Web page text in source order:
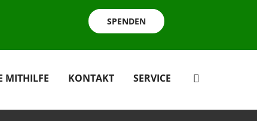
SPENDEN
MITHILFE KONTAKT SERVICE